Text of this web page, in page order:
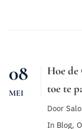
08
MEI
Hoe de
toe te
Door
In Blog,